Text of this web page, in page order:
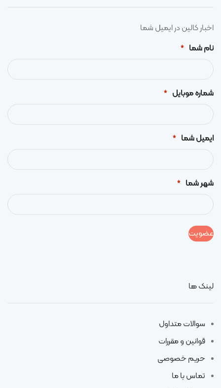
اخبار کالین در ایمیل شما
نام شما
*
شماره موبایل *
ایمیل شما *
شهر شما *
لینک ها
سوالات متداول
قوانین و مقررات
حریم خصوصی
تماس با ما